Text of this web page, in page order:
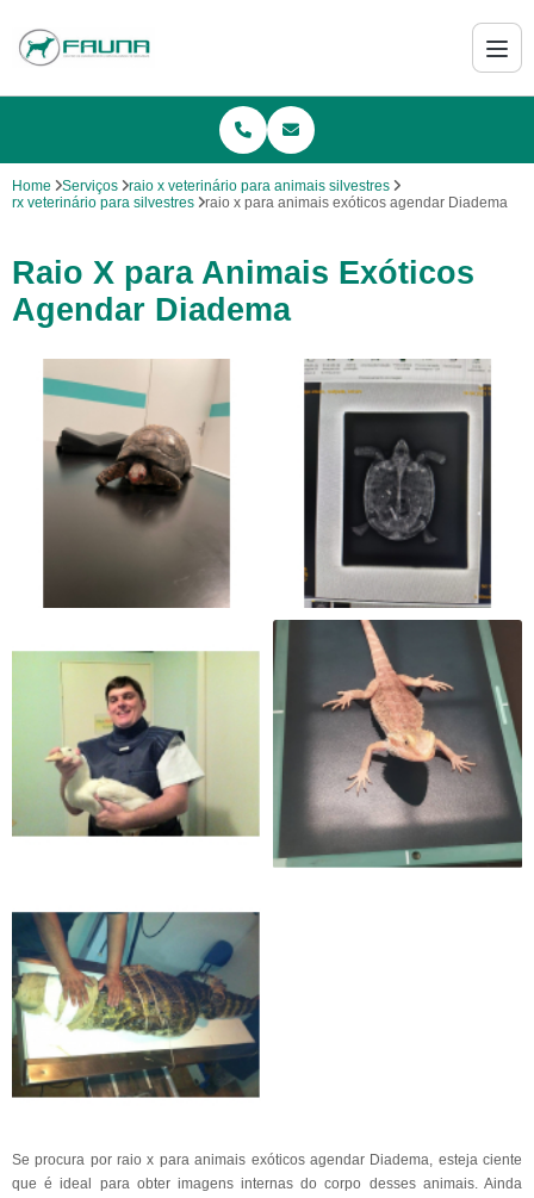
Home Serviços
raio x veterinário para animais silvestres
rx veterinário para silvestres
raio x para animais exóticos agendar Diadema
Raio X para Animais Exóticos
Agendar Diadema
Se procura por raio x para animais exóticos agendar Diadema, esteja ciente
que é ideal para obter imagens internas do corpo desses animais. Ainda